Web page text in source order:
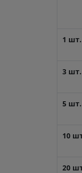
1 шт.
3 шт.
5 шт.
10
20